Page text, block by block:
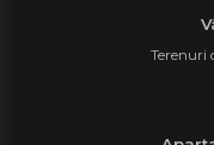
Terenuri